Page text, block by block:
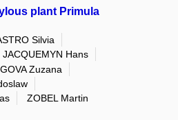
plant Primula
Silvia
JACQUEMYN Hans
Zuzana
ZOBEL Martin